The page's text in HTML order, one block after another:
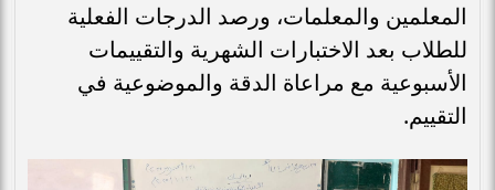
المعلمين والمعلمات، ورصد الدرجات الفعلية
للطلاب بعد الاختبارات الشهرية والتقييمات
الأسبوعية مع مراعاة الدقة والموضوعية في
التقييم.